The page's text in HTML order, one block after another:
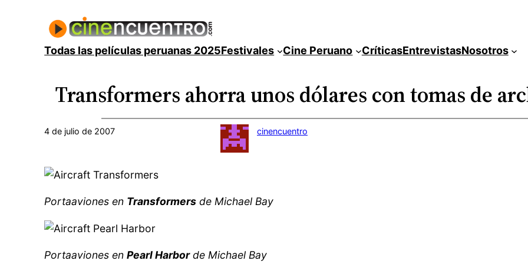
contenidoTodas las películas peruanas 2025Festivales Cine Peruano CríticasEntrevistasNosotros
Transformers ahorra unos dólares con tomas de
4 de julio de 2007 cinencuentro
Portaaviones en Transformers de Michael Bay
Portaaviones enPearl Harborde Michael Bay